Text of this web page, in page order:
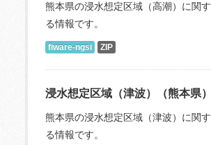
熊本県の浸水想定区域（高潮）に関す
る情報です。
fiware-ngsi ZIP
浸水想定区域（津波）（熊本県）
熊本県の浸水想定区域（津波）に関す
る情報です。